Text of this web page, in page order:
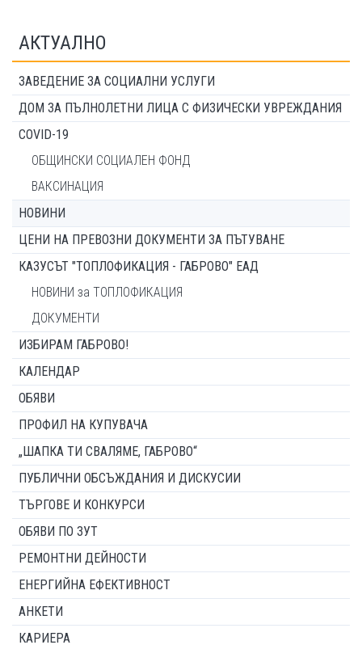
АКТУАЛНО
ЗАВЕДЕНИЕ ЗА СОЦИАЛНИ УСЛУГИ
ДОМ ЗА ПЪЛНОЛЕТНИ ЛИЦА С ФИЗИЧЕСКИ УВРЕЖДАНИЯ
COVID-19
ОБЩИНСКИ СОЦИАЛЕН ФОНД
ВАКСИНАЦИЯ
НОВИНИ
ЦЕНИ НА ПРЕВОЗНИ ДОКУМЕНТИ ЗА ПЪТУВАНЕ
КАЗУСЪТ "ТОПЛОФИКАЦИЯ - ГАБРОВО" ЕАД
НОВИНИ за ТОПЛОФИКАЦИЯ
ДОКУМЕНТИ
ИЗБИРАМ ГАБРОВО!
КАЛЕНДАР
ОБЯВИ
ПРОФИЛ НА КУПУВАЧА
„ШАПКА ТИ СВАЛЯМЕ, ГАБРОВО“
ПУБЛИЧНИ ОБСЪЖДАНИЯ И ДИСКУСИИ
ТЪРГОВЕ И КОНКУРСИ
ОБЯВИ ПО ЗУТ
РЕМОНТНИ ДЕЙНОСТИ
ЕНЕРГИЙНА ЕФЕКТИВНОСТ
АНКЕТИ
КАРИЕРА